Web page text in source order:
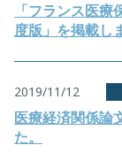
「フランス医
度版」を掲載し
2019/11/12
医療経済関係論
た。